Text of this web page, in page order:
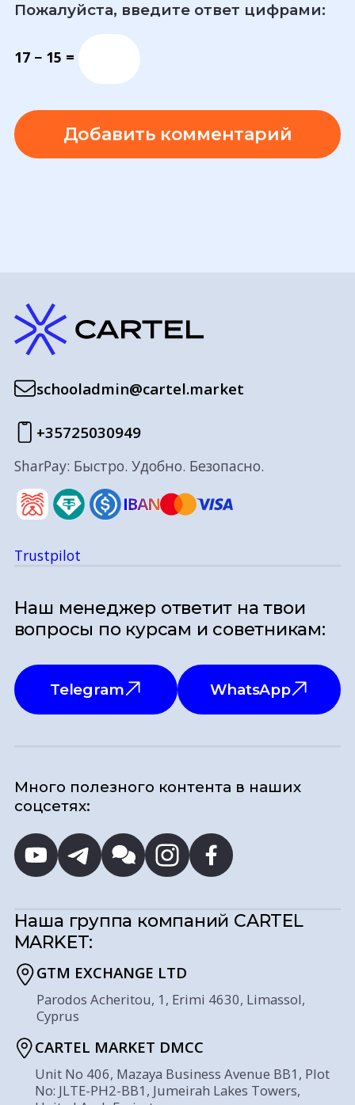
Пожалуйста, введите ответ цифрами:
17 − 15 =
schooladmin@cartel.market
+35725030949
SharPay: Быстро. Удобно. Безопасно.
Trustpilot
Наш менеджер ответит на твои
вопросы по курсам и советникам:
Telegram WhatsApp
Много полезного контента в наших
соцсетях:
Наша группа компаний CARTEL
MARKET:
GTM EXCHANGE LTD
Parodos Acheritou, 1, Erimi 4630, Limassol,
Cyprus
CARTEL MARKET DMCC
Unit No 406, Mazaya Business Avenue BB1, Plot
No: JLTE-PH2-BB1, Jumeirah Lakes Towers,